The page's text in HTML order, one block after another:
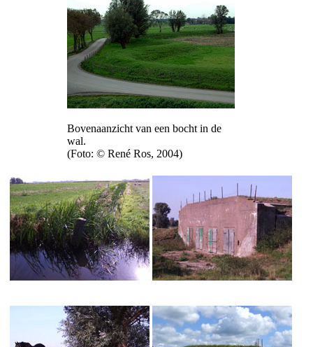
Bovenaanzicht van een bocht in de
wal.
(Foto: © René Ros, 2004)